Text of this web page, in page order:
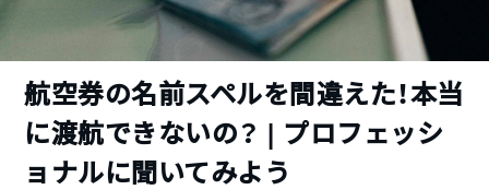
航空券の名前スペルを間違えた！本当
に渡航できないの？ | プロフェッシ
ョナルに聞いてみよう